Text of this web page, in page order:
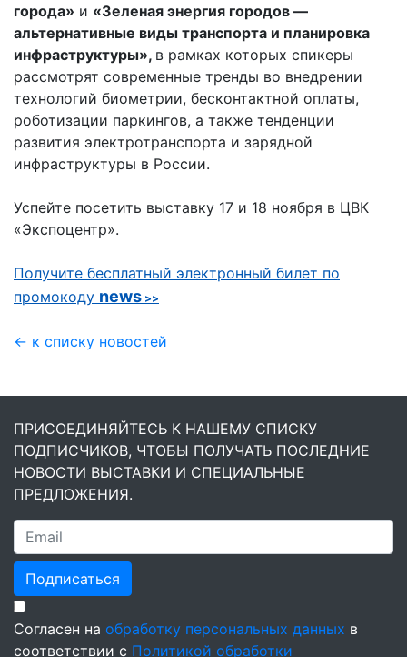
города» и «Зеленая энергия городов —
альтернативные виды транспорта и планировка
инфраструктуры», в рамках которых спикеры
рассмотрят современные тренды во внедрении
технологий биометрии, бесконтактной оплаты,
роботизации паркингов, а также тенденции
развития электротранспорта и зарядной
инфраструктуры в России.
Успейте посетить выставку 17 и 18 ноября в ЦВК
«Экспоцентр».
Получите бесплатный электронный билет по
промокоду news >>
← к списку новостей
ПРИСОЕДИНЯЙТЕСЬ К НАШЕМУ СПИСКУ
ПОДПИСЧИКОВ, ЧТОБЫ ПОЛУЧАТЬ ПОСЛЕДНИЕ
НОВОСТИ ВЫСТАВКИ И СПЕЦИАЛЬНЫЕ
ПРЕДЛОЖЕНИЯ.
Подписаться
Согласен на обработку персональных данных в
соответствии с Политикой обработки